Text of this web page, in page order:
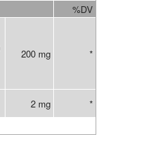
%DV
200 mg *
2 mg
*